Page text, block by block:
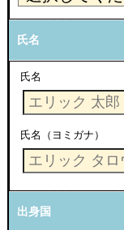
氏名
氏名
氏名（ヨミガナ）
出身国